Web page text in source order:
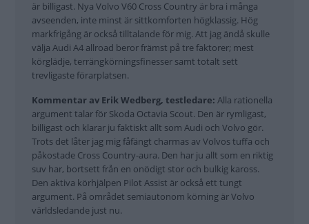
är billigast. Nya Volvo V60 Cross Country är bra i många
avseenden, inte minst är sittkomforten högklassig. Hög
markfrigång är också tilltalande för mig. Att jag ändå skulle
välja Audi A4 allroad beror främst på tre faktorer; mest
körglädje, terrängkörningsfinesser samt totalt sett
trevligaste förarplatsen.
Kommentar av Erik Wedberg, testledare: Alla rationella
argument talar för Skoda Octavia Scout. Den är rymligast,
billigast och klarar ju faktiskt allt som Audi och Volvo gör.
Trots det låter jag mig fåfängt charmas av Volvos tuffa och
påkostade Cross Country-aura. Den har ju allt som en riktig
suv har, bortsett från en onödigt stor och bulkig kaross.
Den aktiva körhjälpen Pilot Assist är också ett tungt
argument. På området semiautonom körning är Volvo
världsledande just nu.